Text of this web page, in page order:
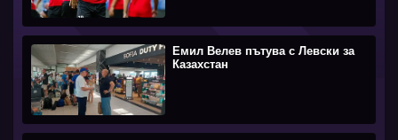
Емил Велев пътува с Левски за
Казахстан